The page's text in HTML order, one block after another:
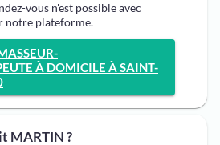
vous n'est possible avec
notre plateforme.
À DOMICILE À SAINT-
MARTIN ?